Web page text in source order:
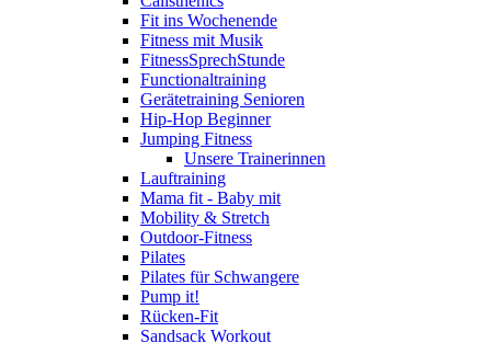
Fit ins Wochenende
Fitness mit Musik
FitnessSprechStunde
Functionaltraining
Gerätetraining Senioren
Hip-Hop Beginner
Jumping Fitness
Unsere Trainerinnen
Lauftraining
Mama fit - Baby mit
Mobility & Stretch
Outdoor-Fitness
Pilates
Pilates für Schwangere
Pump it!
Rücken-Fit
Sandsack Workout